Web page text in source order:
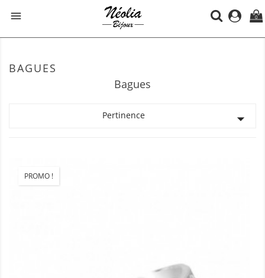
 0
BAGUES
Bagues
Pertinence 
PROMO !